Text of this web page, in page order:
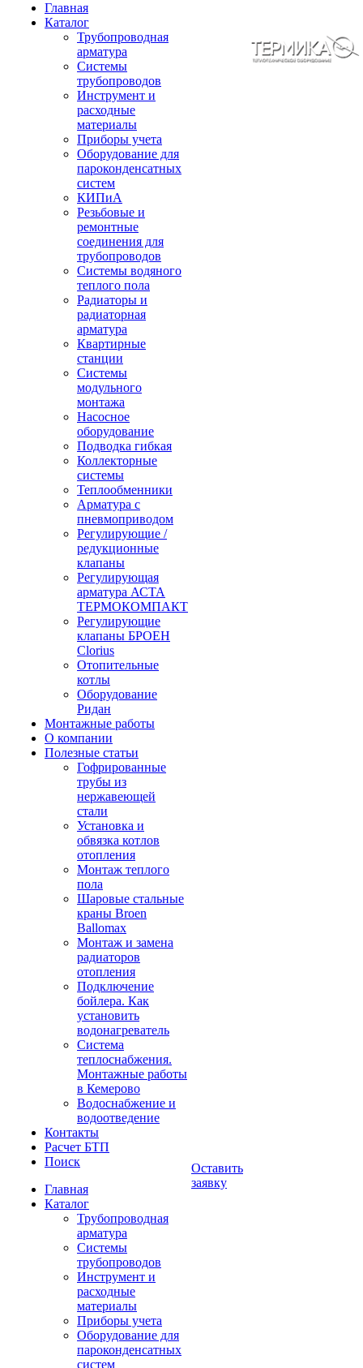
Главная
Каталог
Трубопроводная
арматура
Системы
трубопроводов
Инструмент и
расходные
материалы
Приборы учета
Оборудование для
пароконденсатных
систем
КИПиА
Резьбовые и
ремонтные
соединения для
трубопроводов
Системы водяного
теплого пола
Радиаторы и
радиаторная
арматура
Квартирные
станции
Системы
модульного
монтажа
Насосное
оборудование
Подводка гибкая
Коллекторные
системы
Теплообменники
Арматура с
пневмоприводом
Регулирующие /
редукционные
клапаны
Регулирующая
арматура АСТА
ТЕРМОКОМПАКТ
Регулирующие
клапаны БРОЕН
Clorius
Отопительные
котлы
Оборудование
Ридан
Монтажные работы
О компании
Полезные статьи
Гофрированные
трубы из
нержавеющей
стали
Установка и
обвязка котлов
отопления
Монтаж теплого
пола
Шаровые стальные
краны Broen
Ballomax
Монтаж и замена
радиаторов
отопления
Подключение
бойлера. Как
установить
водонагреватель
Система
теплоснабжения.
Монтажные работы
в Кемерово
Водоснабжение и
водоотведение
Контакты
Расчет БТП
Поиск
Главная
Каталог
Трубопроводная
арматура
Системы
трубопроводов
Инструмент и
расходные
материалы
Приборы учета
Оборудование для
пароконденсатных
систем
Оставить
заявку